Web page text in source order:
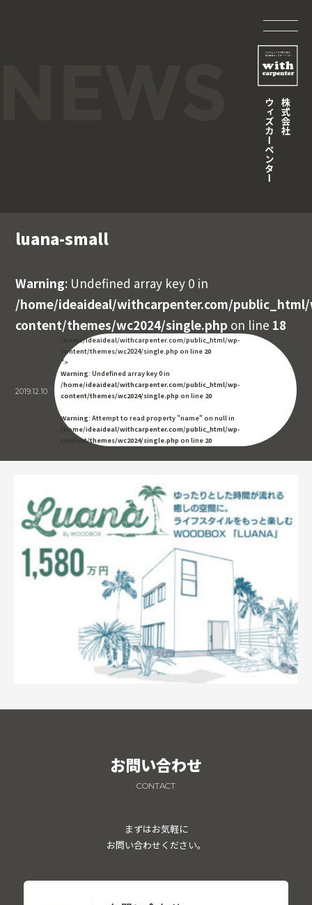
luana-small
Warning: Undefined array key 0 in
/home/ideaideal/withcarpenter.com/
content/themes/wc2024/single.php on line 18
2019.12.10
/home/ideaideal/withcarpenter.com/public_html/wp-
content/themes/wc2024/single.php on line 20
">
Warning: Undefined array key 0 in
/home/ideaideal/withcarpenter.com/public_html/wp-
content/themes/wc2024/single.php on line 20
Warning: Attempt to read property "name" on null in
/home/ideaideal/withcarpenter.com/public_html/wp-
content/themes/wc2024/single.php on line 20
お問い合わせ
CONTACT
まずはお気軽に
お問い合わせください。